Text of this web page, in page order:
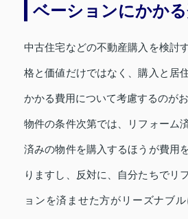
ベーションにかかる
中古住宅などの不動産購入を検討
格と価値だけではなく、購入と居
かかる費用について考慮するのがお
物件の条件次第では、リフォーム
済みの物件を購入するほうが費用
りますし、反対に、自分たちでリ
ョンを済ませた方がリーズナブ